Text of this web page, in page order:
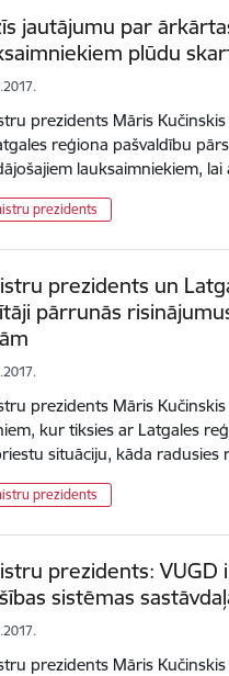
jautājumu par
plūdu
prezidents Māris
reģiona pašvaldību
lauksaimniekiem,
prezidents
prezidents un
pārrunās
prezidents Māris
kur tiksies ar Latgales
situāciju, kāda
prezidents
prezidents: VUGD
sistēmas
prezidents Māris